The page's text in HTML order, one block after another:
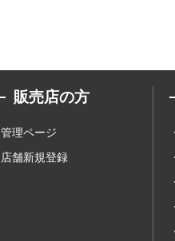
販売店の方
管理ページ
店舗新規登録